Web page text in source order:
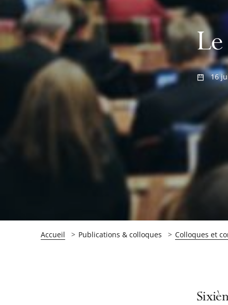
16
Accueil Publications & colloques Colloques et